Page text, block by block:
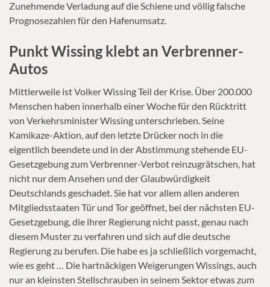
Zunehmende Verladung auf die Schiene und völlig falsche
Prognosezahlen für den Hafenumsatz.
Punkt Wissing klebt an Verbrenner-
Autos
Mittlerweile ist Volker Wissing Teil der Krise. Über 200.000
Menschen haben innerhalb einer Woche für den Rücktritt
von Verkehrsminister Wissing unterschrieben. Seine
Kamikaze-Aktion, auf den letzte Drücker noch in die
eigentlich beendete und in der Abstimmung stehende EU-
Gesetzgebung zum Verbrenner-Verbot reinzugrätschen, hat
nicht nur dem Ansehen und der Glaubwürdigkeit
Deutschlands geschadet. Sie hat vor allem allen anderen
Mitgliedsstaaten Tür und Tor geöffnet, bei der nächsten EU-
Gesetzgebung, die ihrer Regierung nicht passt, genau nach
diesem Muster zu verfahren und sich auf die deutsche
Regierung zu berufen. Die habe es ja schließlich vorgemacht,
wie es geht … Die hartnäckigen Weigerungen Wissings, auch
nur an kleinsten Stellschrauben in seinem Sektor etwas zum